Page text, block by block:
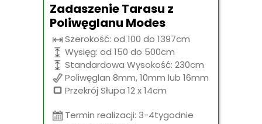
Zadaszenie Tarasu z
Poliwęglanu Modes
Szerokość: od 100 do 1397cm
Wysięg: od 150 do 500cm
Standardowa Wysokość: 230cm
Poliwęglan 8mm, 10mm lub 16mm
Przekrój Słupa 12 x 14cm
Termin realizacji: 3-4tygodnie